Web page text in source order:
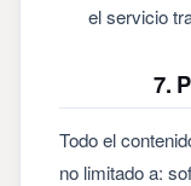
el servicio
7.
Todo el
no limitado a: